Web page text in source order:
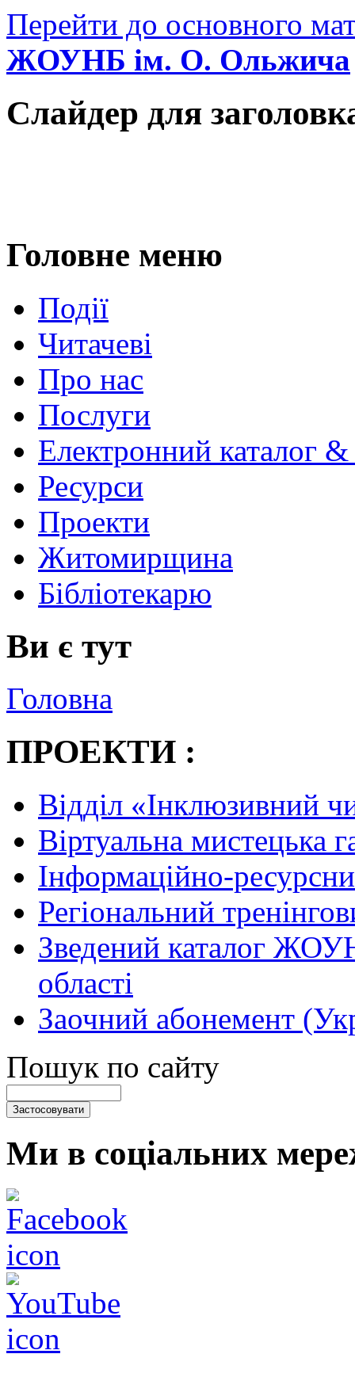
Перейти до основного
ЖОУНБ ім. О. Ольжича
Слайдер для
Головне меню
Події
Читачеві
Про нас
Послуги
Електронний каталог
Ресурси
Проекти
Житомирщина
Бібліотекарю
Ви є тут
Головна
ПРОЕКТИ :
Відділ «Інклюзивний
Віртуальна
Інформаційно-
Регіональний
Зведений каталог
області
Заочний абонемент
Пошук по сайту
Ми в соціальних